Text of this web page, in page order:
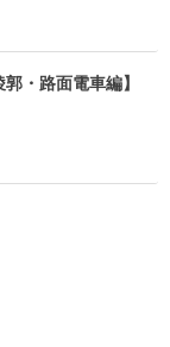
・路面電車編】